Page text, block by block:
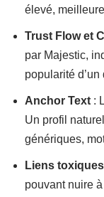
élevé,
Trust Flow et
par Majestic,
popularité
Anchor Text :
Un profil
génériques,
Liens toxiques
pouvant nuire